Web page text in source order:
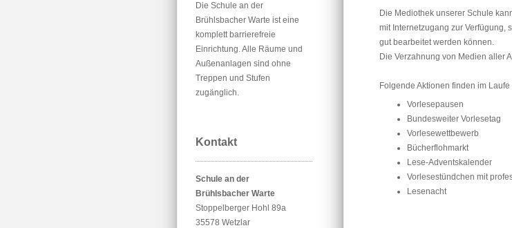
Die Mediothek unserer Schule
mit Internetzugang zur Verfügung,
gut bearbeitet werden können.
Die Verzahnung von Medien aller
Folgende Aktionen finden im
Vorlesepausen
Bundesweiter Vorlesetag
Vorlesewettbewerb
Bücherflohmarkt
Lese-Adventskalender
Vorlesestündchen mit
Lesenacht
Die Schule an der
Brühlsbacher Warte ist eine
komplett barrierefreie
Einrichtung. Alle Räume und
Außenanlagen sind ohne
Treppen und Stufen
zugänglich.
Kontakt
Schule an der
Brühlsbacher Warte
Stoppelberger Hohl 89a
35578 Wetzlar